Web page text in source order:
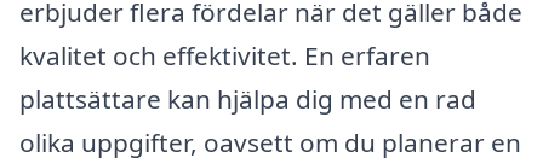
erbjuder flera fördelar när det gäller både
kvalitet och effektivitet. En erfaren
plattsättare kan hjälpa dig med en rad
olika uppgifter, oavsett om du planerar en